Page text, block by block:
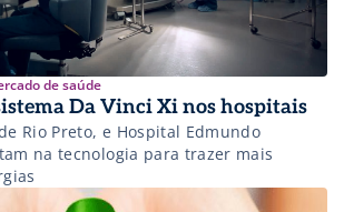
de saúde
Da Vinci Xi nos hospitais
Rio Preto, e Hospital Edmundo
na tecnologia para trazer mais